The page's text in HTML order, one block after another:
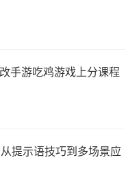
手游吃鸡游戏上分课程
提示语技巧到多场景应